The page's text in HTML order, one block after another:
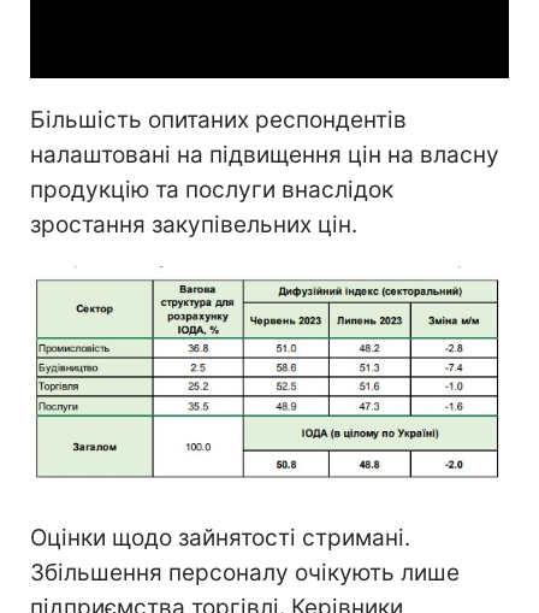
Більшість опитаних респондентів
налаштовані на підвищення цін на власну
продукцію та послуги внаслідок
зростання закупівельних цін.
Оцінки щодо зайнятості стримані.
Збільшення персоналу очікують лише
підприємства торгівлі. Керівники